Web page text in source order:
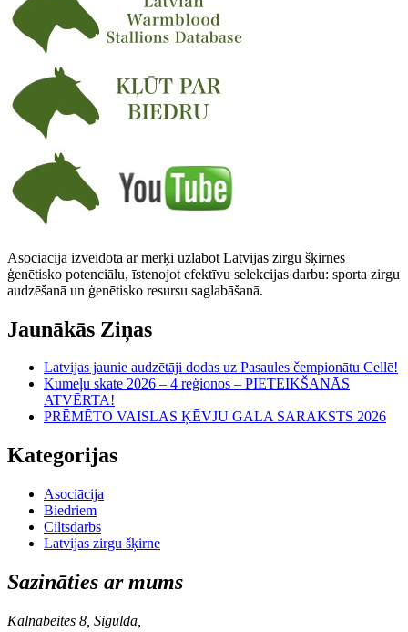
Asociācija izveidota ar mērķi uzlabot Latvijas zirgu šķirnes
ģenētisko potenciālu, īstenojot efektīvu selekcijas darbu: sporta zirgu
audzēšanā un ģenētisko resursu saglabāšanā.
Jaunākās Ziņas
Latvijas jaunie audzētāji dodas uz Pasaules čempionātu Cellē!
Kumeļu skate 2026 – 4 reģionos – PIETEIKŠANĀS
ATVĒRTA!
PRĒMĒTO VAISLAS ĶĒVJU GALA SARAKSTS 2026
Kategorijas
Asociācija
Biedriem
Ciltsdarbs
Latvijas zirgu šķirne
Sazināties ar mums
Kalnabeites 8, Sigulda,